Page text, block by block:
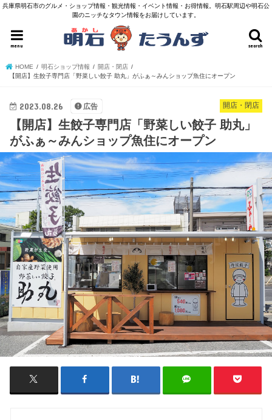
兵庫県明石市のグルメ・ショップ情報・観光情報・イベント情報・お得情報。明石駅周辺や明石公
園のニッチなタウン情報をお届けしています。
search
menu
HOME 明石ショップ情報
開店・閉店
【開店】生餃子専門店「野菜しい餃子 助丸」がふぁ～みんショップ魚住にオープン
開店・閉店
2023.08.26 広告
【開店】生餃子専門店「野菜しい餃子 助丸」
がふぁ～みんショップ魚住にオープン